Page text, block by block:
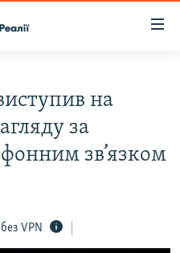
на
за
зв’язком
VPN